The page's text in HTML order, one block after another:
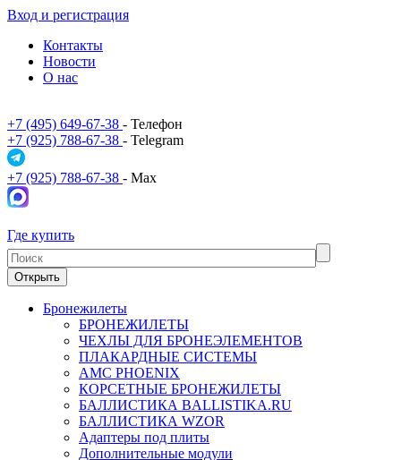
Вход и регистрация
Контакты
Новости
О нас
+7 (495) 649-67-38 - Телефон
+7 (925) 788-67-38 - Telegram
+7 (925) 788-67-38 - Max
Где купить
Открыть
Бронежилеты
БРОНЕЖИЛЕТЫ
ЧЕХЛЫ ДЛЯ БРОНЕЭЛЕМЕНТОВ
ПЛАКАРДНЫЕ СИСТЕМЫ
АМС PHOENIX
КОРСЕТНЫЕ БРОНЕЖИЛЕТЫ
БАЛЛИСТИКА BALLISTIKA.RU
БАЛЛИСТИКА WZOR
Адаптеры под плиты
Дополнительные модули